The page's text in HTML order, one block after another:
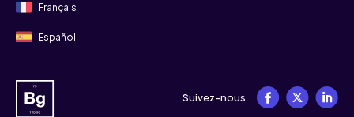
Français
Español
Suivez-nous